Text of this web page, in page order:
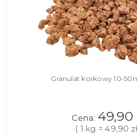
Granulat korkowy 10-
Cena: 49,90
( 1 kg = 49,90